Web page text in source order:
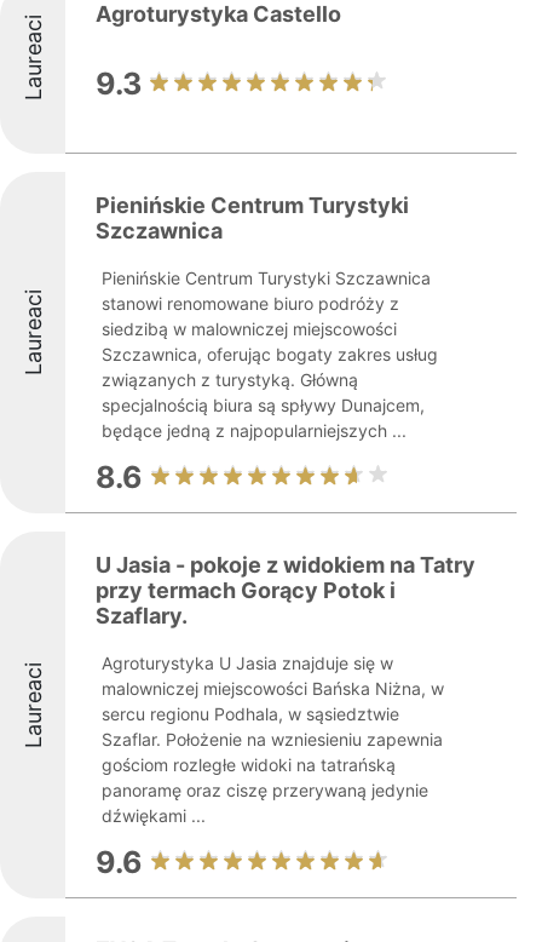
Laureaci Agroturystyka Castello
9.3
Laureaci
Pienińskie Centrum Turystyki
Szczawnica
Pienińskie Centrum Turystyki Szczawnica
stanowi renomowane biuro podróży z
siedzibą w malowniczej miejscowości
Szczawnica, oferując bogaty zakres usług
związanych z turystyką. Główną
specjalnością biura są spływy Dunajcem,
będące jedną z najpopularniejszych ...
8.6
Laureaci
U Jasia - pokoje z widokiem na Tatry
przy termach Gorący Potok i
Szaflary.
Agroturystyka U Jasia znajduje się w
malowniczej miejscowości Bańska Niżna, w
sercu regionu Podhala, w sąsiedztwie
Szaflar. Położenie na wzniesieniu zapewnia
gościom rozległe widoki na tatrańską
panoramę oraz ciszę przerywaną jedynie
dźwiękami ...
9.6